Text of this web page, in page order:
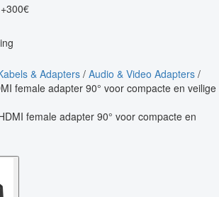
& Adapters / Audio & Video Adapters /
female adapter 90° voor compacte en veilige